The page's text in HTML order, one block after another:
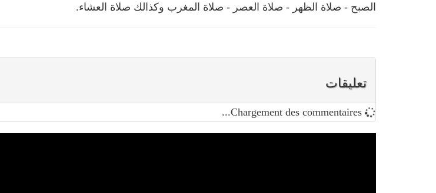
الصبح - صلاة الظهر - صلاة العصر - صلاة المغرب وكذالك صلاة العشاء.
تعليقات
Chargement des commentaires...